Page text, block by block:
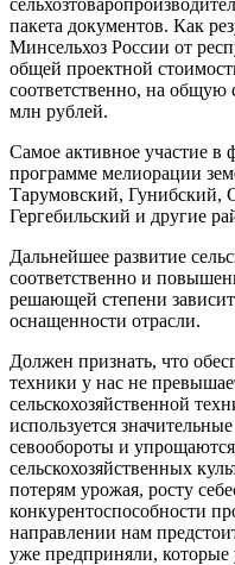
пакета документов. Как
Минсельхоз России от
общей проектной
соответственно, на
млн рублей.
Самое активное участие в
программе мелиорации
Тарумовский, Гунибский,
Гергебильский и другие
Дальнейшее развитие
соответственно и
решающей степени
оснащенности отрасли.
Должен признать, что
техники у нас не
сельскохозяйственной
используется
севообороты и
сельскохозяйственных
потерям урожая, росту
конкурентоспособности
направлении нам
уже предприняли, которые